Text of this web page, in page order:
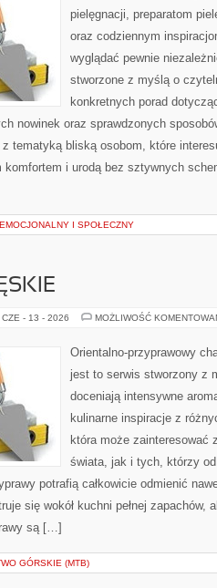
pielęgnacji, preparatom
oraz codziennym
wyglądać pewnie
stworzone z myślą o
konkretnych porad
nowinek oraz sprawdzonych
z tematyką bliską osobom, które
komfortem i urodą bez sztywnych
I SPOŁECZNY
CZE - 13 - 2026 MOŻLIWOŚĆ
Orientalno-przyprawowy
jest to serwis stworzony z
doceniają intensywne
kulinarne inspiracje z
która może zainteresować
świata, jak i tych, którzy
potrafią całkowicie odmienić
się wokół kuchni pełnej zapachów,
są […]
GÓRSKIE (MTB)